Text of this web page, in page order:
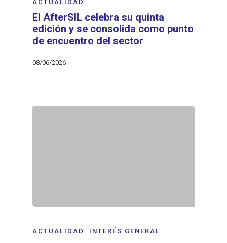
ACTUALIDAD
El AfterSIL celebra su quinta
edición y se consolida como punto
de encuentro del sector
08/06/2026
ACTUALIDAD INTERÉS GENERAL